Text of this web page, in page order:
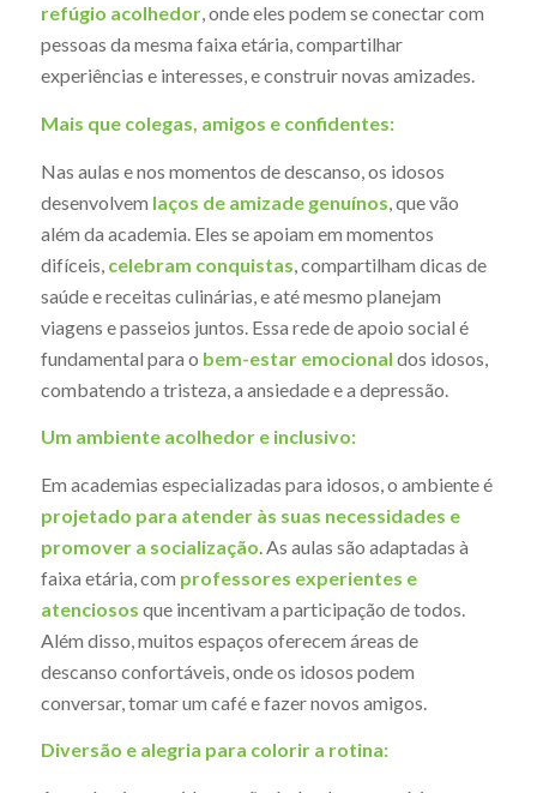
refúgio acolhedor, onde eles podem se conectar com
pessoas da mesma faixa etária, compartilhar
experiências e interesses, e construir novas amizades.
Mais que colegas, amigos e confidentes:
Nas aulas e nos momentos de descanso, os idosos
desenvolvem laços de amizade genuínos , que vão
além da academia. Eles se apoiam em momentos
difíceis, celebram conquistas , compartilham dicas de
saúde e receitas culinárias, e até mesmo planejam
viagens e passeios juntos. Essa rede de apoio social é
fundamental para o bem-estar emocional dos idosos,
combatendo a tristeza, a ansiedade e a depressão.
Um ambiente acolhedor e inclusivo:
Em academias especializadas para idosos, o ambiente é
projetado para atender às suas necessidades e
promover a socialização . As aulas são adaptadas à
faixa etária, com professores experientes e
atenciosos que incentivam a participação de todos.
Além disso, muitos espaços oferecem áreas de
descanso confortáveis, onde os idosos podem
conversar, tomar um café e fazer novos amigos.
Diversão e alegria para colorir a rotina: